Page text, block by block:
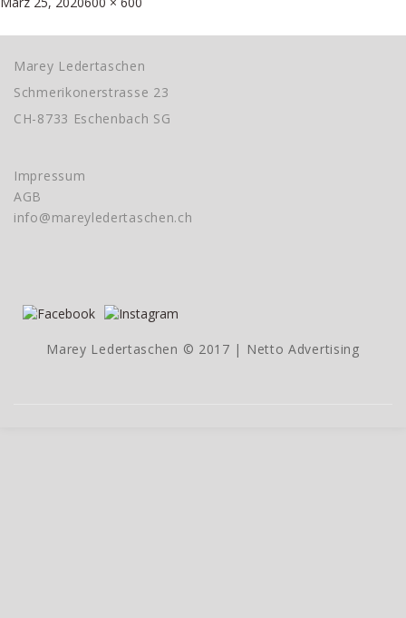
Beitragsnavigation
Marey Ledertaschen
Schmerikonerstrasse 23
CH-8733 Eschenbach SG
Impressum
AGB
info@mareyledertaschen.ch
Marey Ledertaschen © 2017 | Netto Advertising